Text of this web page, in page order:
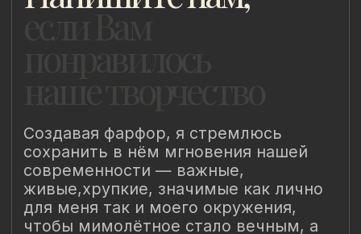
Наш Сайт использует файлы cookie для Вашего
максимального удобства. Используя наш Сайт, Вы
соглашаетесь с
выражаете свое согласие на обработку Ваших
персональных данных с использованием сервисов аналитики
Яндекс.Метрика, AppMetrica, Google Analytics. В случае
Вашего несогласия с обработкой Ваших персональных
данных Вы можете отключить сохранение cookie в
настройках Вашего браузера. Спасибо, что Вы с нами!